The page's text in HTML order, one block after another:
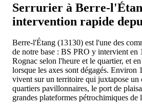
Serrurier à Berre-
intervention rapide
Berre-l'Étang (13130) est l'une des
de notre base : BS PRO y intervient en
Rognac selon l'heure et le quartier, et
lorsque les axes sont dégagés. Environ
vivent sur un territoire qui juxtapose un
quartiers pavillonnaires, le port de
grandes plateformes pétrochimiques de